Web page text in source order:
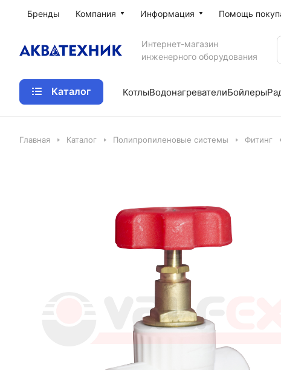
Бренды Компания Информация Помощь
Интернет-магазин
инженерного оборудования
Каталог КотлыВодонагревателиБойлеры
Главная Каталог Полипропиленовые системы Фитинг